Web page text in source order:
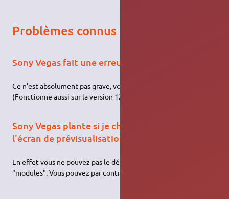
Problèmes connus
Sony Vegas fait une erreur au lancement
Ce n'est absolument pas grave, vous pouvez l'ignorer
(Fonctionne aussi sur la version 12 en 64bits)
Sony Vegas plante si je cherche à déplacer
l'écran de prévisualisation
En effet vous ne pouvez pas le déplacer. Pareil pour les autres
"modules". Vous pouvez par contre les redimensionner.